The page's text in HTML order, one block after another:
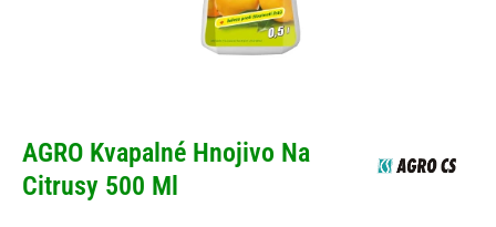
AGRO Kvapalné Hnojivo Na
Citrusy 500 Ml